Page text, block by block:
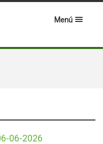
Menú
06-2026